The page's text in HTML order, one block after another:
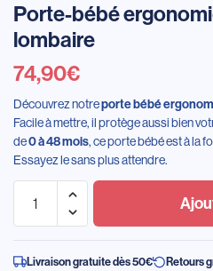
Porte-bébé
lombaire
74,90€
Découvrez notreporte bébé
Facile à mettre, il protège aussi bien
de0 à 48 mois, ce porte bébé est à la
Essayez le sans plus attendre.
Livraison gratuite dès 50€
Retours